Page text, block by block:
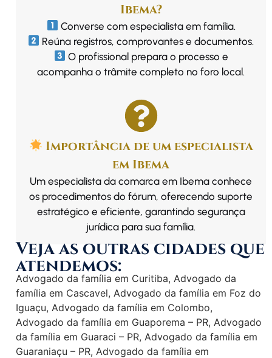
Ibema?
Converse com especialista em família.
Reúna registros, comprovantes e documentos.
O profissional prepara o processo e
acompanha o trâmite completo no foro local.
Importância de um especialista
em Ibema
Um especialista da comarca em Ibema conhece
os procedimentos do fórum, oferecendo suporte
estratégico e eficiente, garantindo segurança
jurídica para sua família.
Veja as outras cidades que
atendemos:
Advogado da família em Curitiba, Advogado da
família em Cascavel, Advogado da família em Foz do
Iguaçu, Advogado da família em Colombo,
Advogado da família em Guaporema – PR, Advogado
da família em Guaraci – PR, Advogado da família em
Guaraniaçu – PR, Advogado da família em